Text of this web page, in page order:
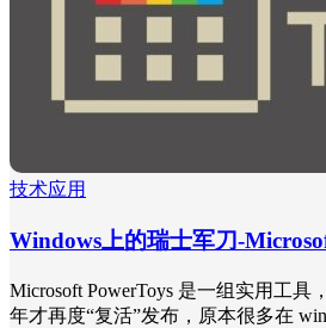
技术应用
Windows上的瑞士军刀-
Microsoft PowerToys 是一组实用工
年才再度“复活”发布，原本很多在